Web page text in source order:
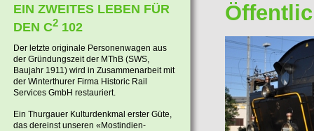
EIN ZWEITES LEBEN FÜR
DEN C2 102
Der letzte originale Personenwagen aus
der Gründungszeit der MThB (SWS,
Baujahr 1911) wird in Zusammenarbeit mit
der Winterthurer Firma Historic Rail
Services GmbH restauriert.
Ein Thurgauer Kulturdenkmal erster Güte,
das dereinst unseren «Mostindien-